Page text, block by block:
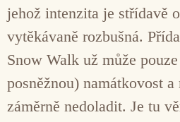
jehož intenzita je střídavě
vytěkávaně rozbušná.
Snow Walk už může
posněžnou) namátkovost
záměrně nedoladit. Je tu